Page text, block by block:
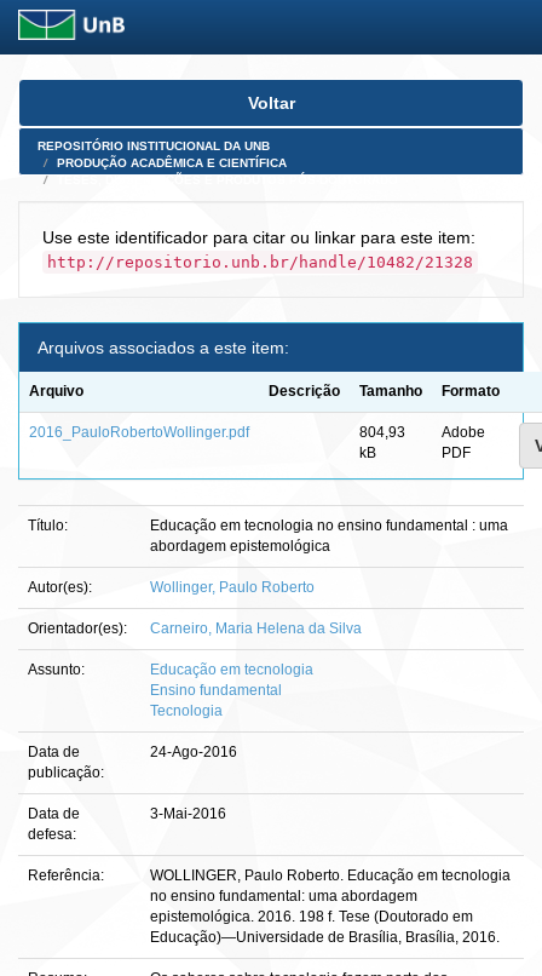
Skip
Voltar
REPOSITÓRIO INSTITUCIONAL DA UNB
PRODUÇÃO ACADÊMICA E CIENTÍFICA
Use este identificador para citar ou linkar para este item:
http://repositorio.unb.br/handle/10482/21328
Arquivos associados a este item:
Arquivo Descrição Tamanho Formato
2016_PauloRobertoWollinger.pdf
804,93
kB
Adobe
PDF
Título:
Educação em tecnologia no ensino fundamental : uma
abordagem epistemológica
Autor(es): Wollinger, Paulo Roberto
Orientador(es): Carneiro, Maria Helena da Silva
Assunto:
Educação em tecnologia
Ensino fundamental
Tecnologia
Data de
publicação:
24-Ago-2016
Data de
defesa:
3-Mai-2016
Referência:
WOLLINGER, Paulo Roberto. Educação em tecnologia
no ensino fundamental: uma abordagem
epistemológica. 2016. 198 f. Tese (Doutorado em
Educação)—Universidade de Brasília, Brasília, 2016.